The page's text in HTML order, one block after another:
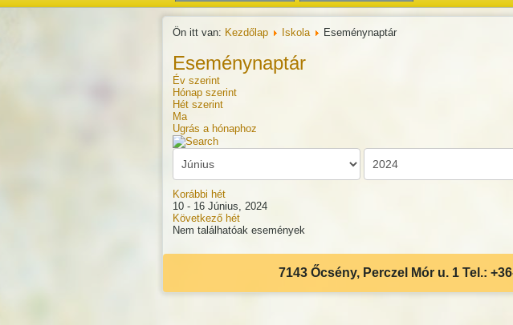
Ön itt van: Kezdőlap Iskola Eseménynaptár
Eseménynaptár
Év szerint
Hónap szerint
Hét szerint
Ma
Ugrás a hónaphoz
Korábbi hét
10 - 16 Június, 2024
Következő hét
Nem találhatóak események
7143 Őcsény, Perczel Mór u. 1 Tel.: